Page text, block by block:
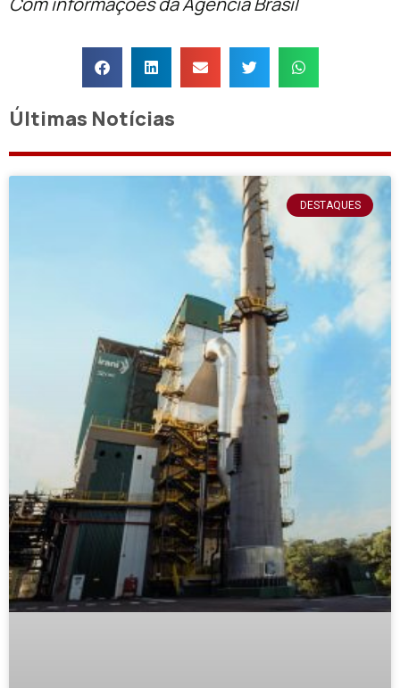
Últimas Notícias
DESTAQUES